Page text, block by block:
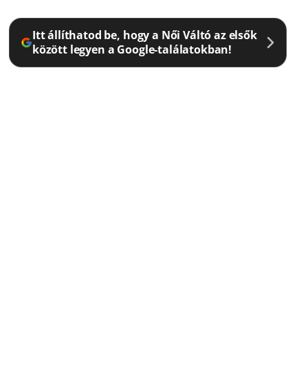
Itt állíthatod be, hogy a Női Váltó az elsők
között legyen a Google-találatokban!